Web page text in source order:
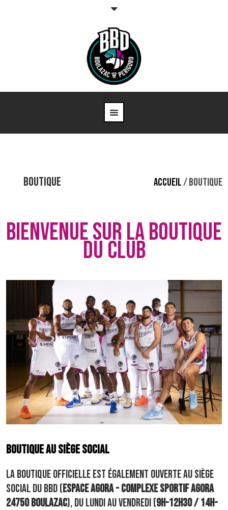
BOUTIQUE ACCUEIL/ BOUTIQUE
BIENVENUE SUR LA BOUTIQUE
DU CLUB
BOUTIQUE AU SIÈGE SOCIAL
LA BOUTIQUE OFFICIELLE EST ÉGALEMENT OUVERTE AU SIÈGE
SOCIAL DU BBD (ESPACE AGORA - COMPLEXE SPORTIF AGORA
24750 BOULAZAC), DU LUNDI AU VENDREDI (9H-12H30 / 14H-